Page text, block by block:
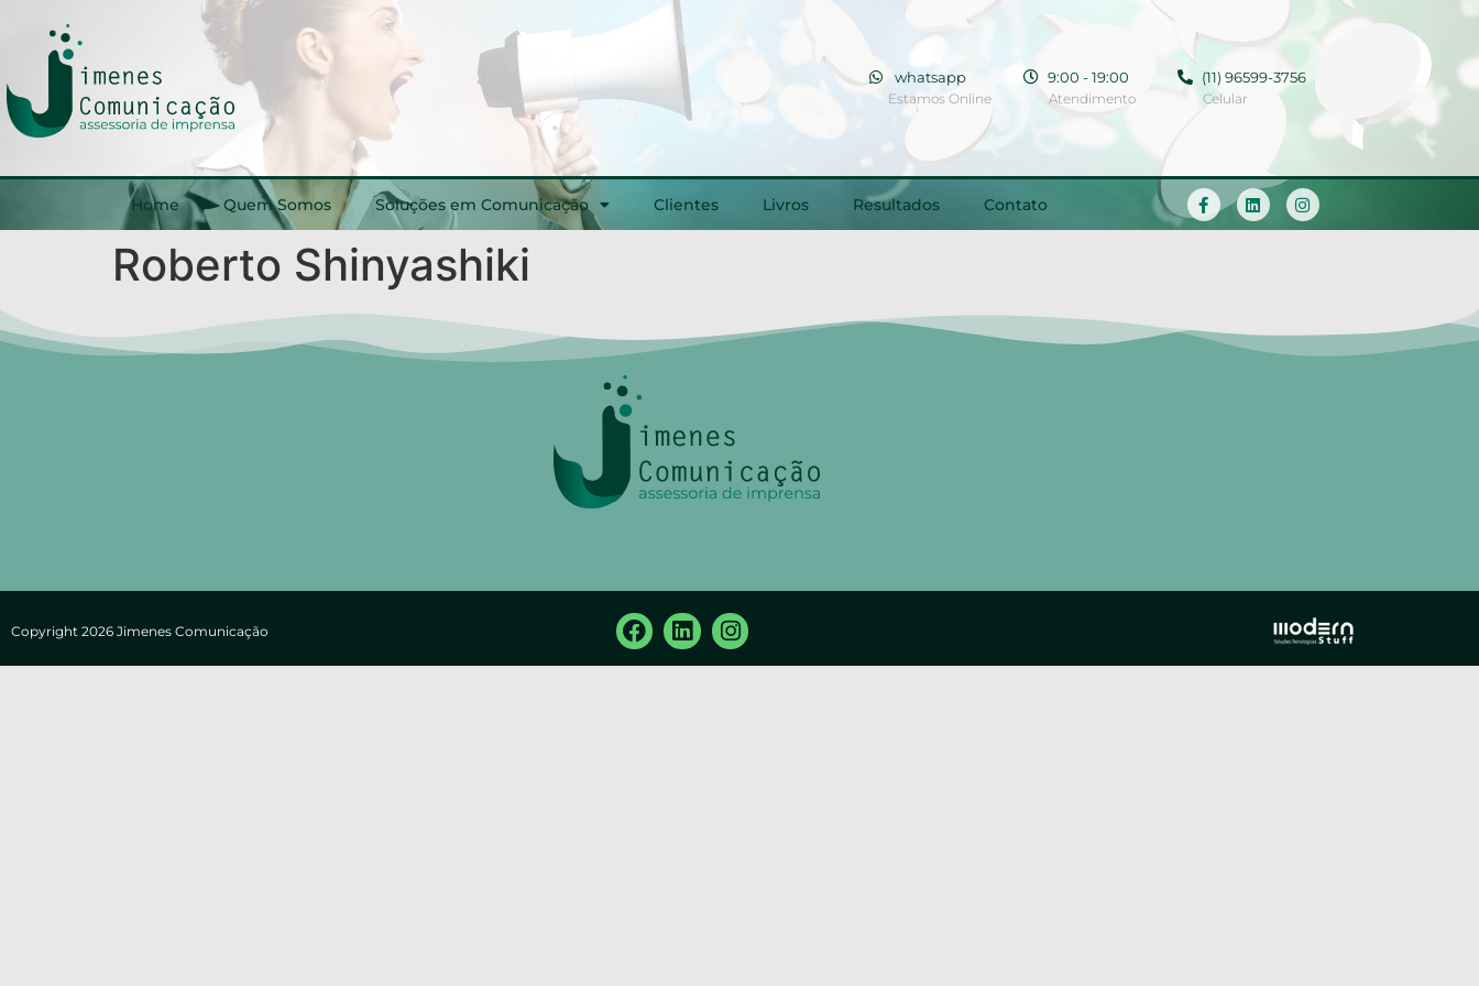
whatsapp
Estamos Online
9:00 - 19:00
Atendimento
(11) 96599-3756
Celular
Home Quem Somos Soluções em Comunicação Clientes Livros Resultados Contato
Roberto Shinyashiki
Copyright 2026 Jimenes Comunicação